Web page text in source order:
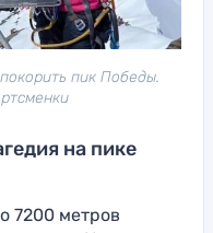
пик Победы.
на пике
7200 метров